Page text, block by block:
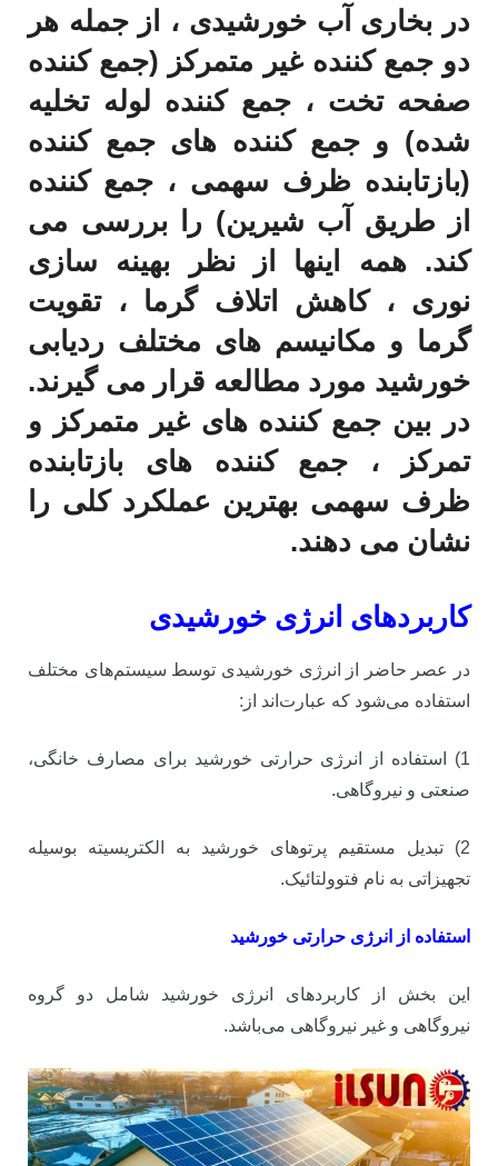
در بخاری آب خورشیدی ، از جمله هر
دو جمع کننده غیر متمرکز (جمع کننده
صفحه تخت ، جمع کننده لوله تخلیه
شده) و جمع کننده های جمع کننده
(بازتابنده ظرف سهمی ، جمع کننده
از طریق آب شیرین) را بررسی می
کند. همه اینها از نظر بهینه سازی
نوری ، کاهش اتلاف گرما ، تقویت
گرما و مکانیسم های مختلف ردیابی
خورشید مورد مطالعه قرار می گیرند.
در بین جمع کننده های غیر متمرکز و
تمرکز ، جمع کننده های بازتابنده
ظرف سهمی بهترین عملکرد کلی را
نشان می دهند.
کاربردهای انرژی خورشیدی
در عصر حاضر از انرژی خورشیدی توسط سیستم‌های مختلف
استفاده می‌شود که عبارت‌اند از:
1) استفاده از انرژی حرارتی خورشید برای مصارف خانگی،
صنعتی و نیروگاهی.
2) تبدیل مستقیم پرتوهای خورشید به الکتریسیته بوسیله
تجهیزاتی به نام فتوولتائیک.
استفاده از انرژی حرارتی خورشید
این بخش از کاربردهای انرژی خورشید شامل دو گروه
نیروگاهی و غیر نیروگاهی می‌باشد.